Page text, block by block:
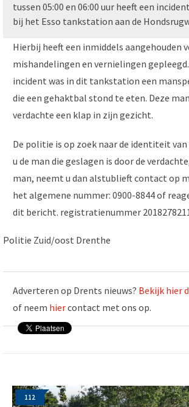
tussen 05:00 en 06:00 uur heeft een
bij het Esso tankstation aan de
Hierbij heeft een inmiddels aangehouden
mishandelingen en vernielingen
incident was in dit tankstation een
die een gehaktbal stond te eten. Deze
verdachte een klap in zijn gezicht.
De politie is op zoek naar de identiteit van
u de man die geslagen is door de
man, neemt u dan alstublieft contact op
het algemene nummer: 0900-8844 of
dit bericht. registratienummer
Politie Zuid/oost Drenthe
Adverteren op Drents nieuws? Bekijk hier
of neem hiercontact met ons op.
112